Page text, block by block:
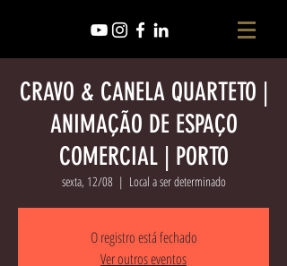
CRAVO & CANELA QUARTETO |
ANIMAÇÃO DE ESPAÇO
COMERCIAL | PORTO
sexta, 12/08
  |
Local a ser determinado
O registro está fechado
Ver outros eventos